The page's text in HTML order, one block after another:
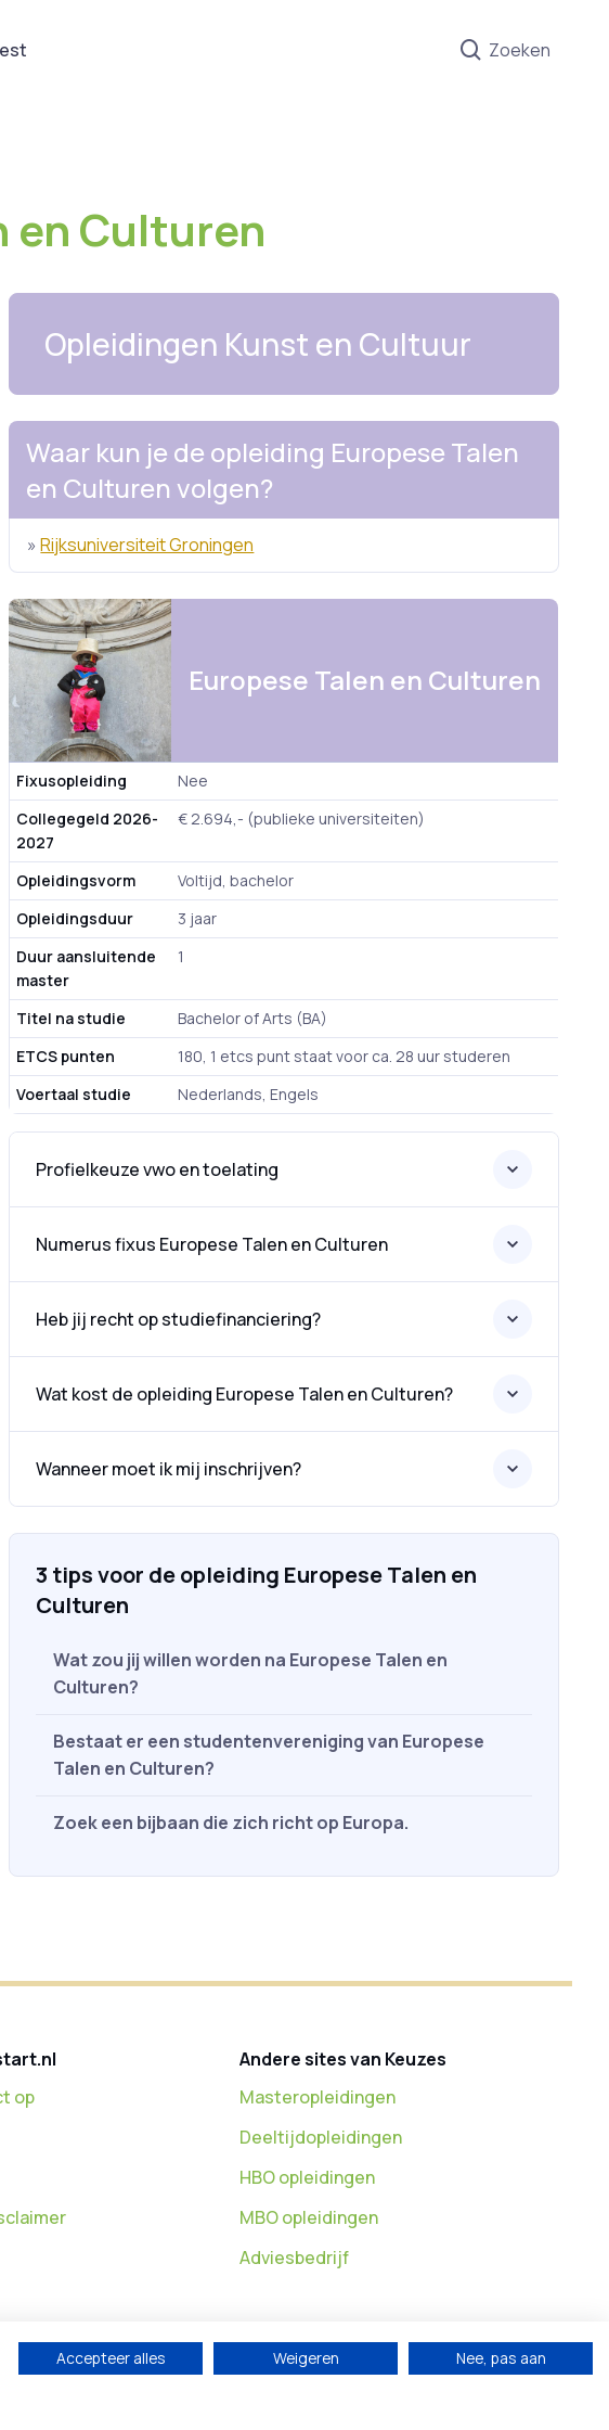
Zoeken
en Culturen
Opleidingen Kunst en Cultuur
Waar kun je de opleiding Europese Talen
en Culturen volgen?
»Rijksuniversiteit Groningen
Europese Talen en Culturen
Fixusopleiding
Nee
Collegegeld 2026-
2027
€ 2.694,- (publieke universiteiten)
Opleidingsvorm
Voltijd, bachelor
Opleidingsduur
3 jaar
Duur aansluitende
master
1
Titel na studie
Bachelor of Arts (BA)
ETCS punten
180, 1 etcs punt staat voor ca. 28 uur studeren
Voertaal studie
Nederlands, Engels
Profielkeuze vwo en toelating
Numerus fixus Europese Talen en Culturen
Heb jij recht op studiefinanciering?
Wat kost de opleiding Europese Talen en Culturen?
Wanneer moet ik mij inschrijven?
3 tips voor de opleiding Europese Talen en
Culturen
Wat zou jij willen worden na Europese Talen en
Culturen?
Bestaat er een studentenvereniging van Europese
Talen en Culturen?
Zoek een bijbaan die zich richt op Europa.
op
Andere sites van Keuzes
Masteropleidingen
Deeltijdopleidingen
HBO opleidingen
MBO opleidingen
Adviesbedrijf
Accepteer alles Weigeren Nee, pas aan